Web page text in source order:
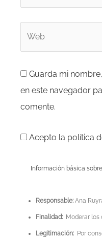
Guarda mi
en este navegador
comente.
Acepto la política
Información básica
Responsable: Ana
Finalidad: Moderar los
Legitimación: Por